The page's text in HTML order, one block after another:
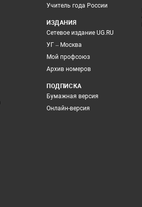
Учитель года России
ИЗДАНИЯ
Сетевое издание UG.RU
УГ – Москва
Мой профсоюз
Архив номеров
ПОДПИСКА
Бумажная версия
Онлайн-версия